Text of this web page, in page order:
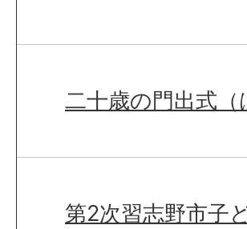
二十歳の門出式
第2次習志野市子